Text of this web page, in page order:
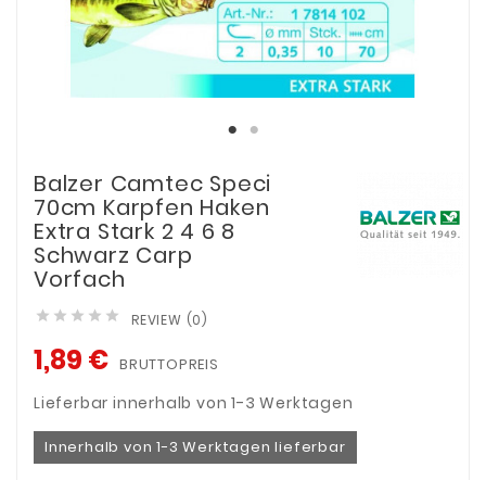
Balzer Camtec Speci
70cm Karpfen Haken
Extra Stark 2 4 6 8
Schwarz Carp
Vorfach
     REVIEW (0)
1,89 € BRUTTOPREIS
Lieferbar innerhalb von 1-3 Werktagen
Innerhalb von 1-3 Werktagen lieferbar